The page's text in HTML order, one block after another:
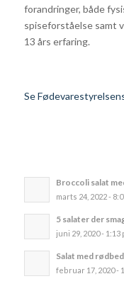
forandringer, både
spiseforståelse samt
13 års erfaring.
Se
Broccoli salat
marts 24, 2022 -
5 salater der
juni 29, 2020 - 1:13
Salat med
februar 17, 2020 -